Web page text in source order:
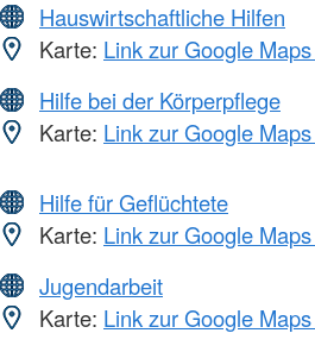
Hauswirtschaftliche Hilfen
Karte: Link zur Google
Hilfe bei der Körperpflege
Karte: Link zur Google
Hilfe für Geflüchtete
Karte: Link zur Google
Jugendarbeit
Karte: Link zur Google